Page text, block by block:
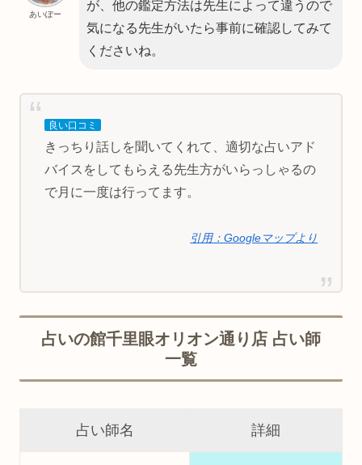
あいぽー
が、他の鑑定方法は先生によって違うので
気になる先生がいたら事前に確認してみて
くださいね。
良い口コミ
きっちり話しを聞いてくれて、適切な占いアド
バイスをしてもらえる先生方がいらっしゃるの
で月に一度は行ってます。
引用：Googleマップより
占いの館千里眼オリオン通り店 占い師
一覧
占い師名 詳細